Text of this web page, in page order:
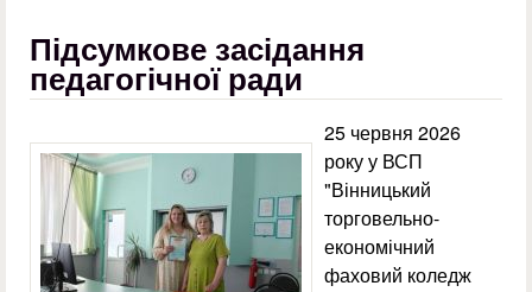
Підсумкове засідання
педагогічної ради
25 червня 2026
року у ВСП
"Вінницький
торговельно-
економічний
фаховий коледж